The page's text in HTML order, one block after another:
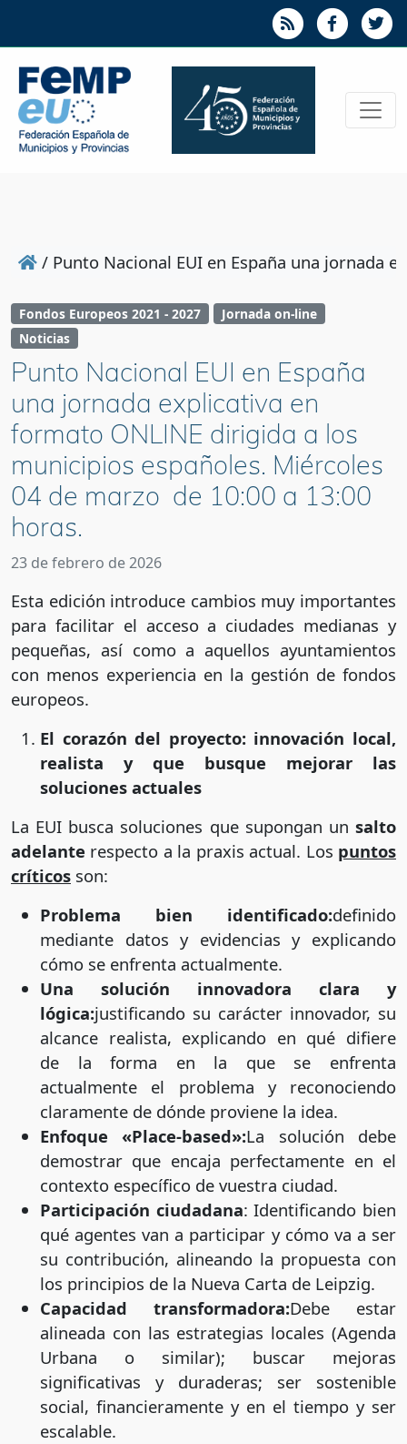
/ Punto Nacional EUI en España una jornada
Fondos Europeos 2021 - 2027
Jornada on-line
Noticias
Punto Nacional EUI en España
una jornada explicativa en
formato ONLINE dirigida a los
municipios españoles. Miércoles
04 de marzo de 10:00 a 13:00
horas.
23 de febrero de 2026
Esta edición introduce cambios muy importantes
para facilitar el acceso a ciudades medianas y
pequeñas, así como a aquellos ayuntamientos
con menos experiencia en la gestión de fondos
europeos.
El corazón del proyecto: innovación local,
realista y que busque mejorar las
soluciones actuales
La EUI busca soluciones que supongan un salto
adelante respecto a la praxis actual. Los puntos
críticos son:
Problema bien identificado:definido
mediante datos y evidencias y explicando
cómo se enfrenta actualmente.
Una solución innovadora clara y
lógica:justificando su carácter innovador, su
alcance realista, explicando en qué difiere
de la forma en la que se enfrenta
actualmente el problema y reconociendo
claramente de dónde proviene la idea.
Enfoque «Place-based»:La solución debe
demostrar que encaja perfectamente en el
contexto específico de vuestra ciudad.
Participación ciudadana: Identificando bien
qué agentes van a participar y cómo va a ser
su contribución, alineando la propuesta con
los principios de la Nueva Carta de Leipzig.
Capacidad transformadora:Debe estar
alineada con las estrategias locales (Agenda
Urbana o similar); buscar mejoras
significativas y duraderas; ser sostenible
social, financieramente y en el tiempo y ser
escalable.